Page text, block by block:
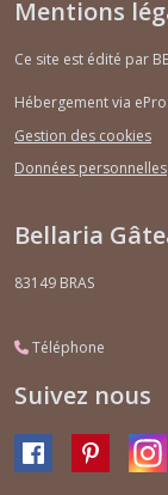
Mentions
Ce site est édité par
Hébergement via
Gestion des cookies
Données personnelles
Bellaria
83149 BRAS
Téléphone
Suivez nous